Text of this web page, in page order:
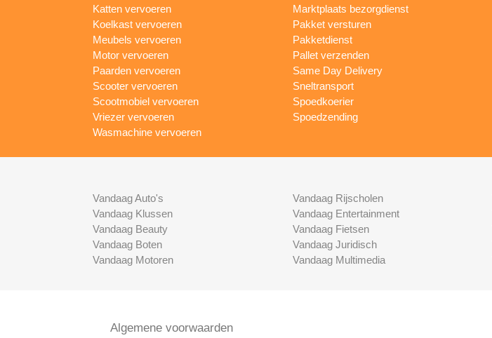
Katten vervoeren
Koelkast vervoeren
Meubels vervoeren
Motor vervoeren
Paarden vervoeren
Scooter vervoeren
Scootmobiel vervoeren
Vriezer vervoeren
Wasmachine vervoeren
Marktplaats bezorgdienst
Pakket versturen
Pakketdienst
Pallet verzenden
Same Day Delivery
Sneltransport
Spoedkoerier
Spoedzending
Vandaag Auto's
Vandaag Klussen
Vandaag Beauty
Vandaag Boten
Vandaag Motoren
Vandaag Rijscholen
Vandaag Entertainment
Vandaag Fietsen
Vandaag Juridisch
Vandaag Multimedia
Algemene voorwaarden